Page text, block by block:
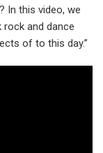
In this video, we
rock and dance
of to this day.”